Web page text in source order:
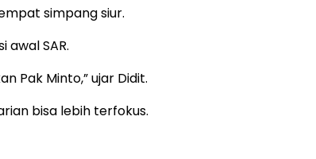
simpang siur.
SAR.
Pak Minto,” ujar Didit.
bisa lebih terfokus.